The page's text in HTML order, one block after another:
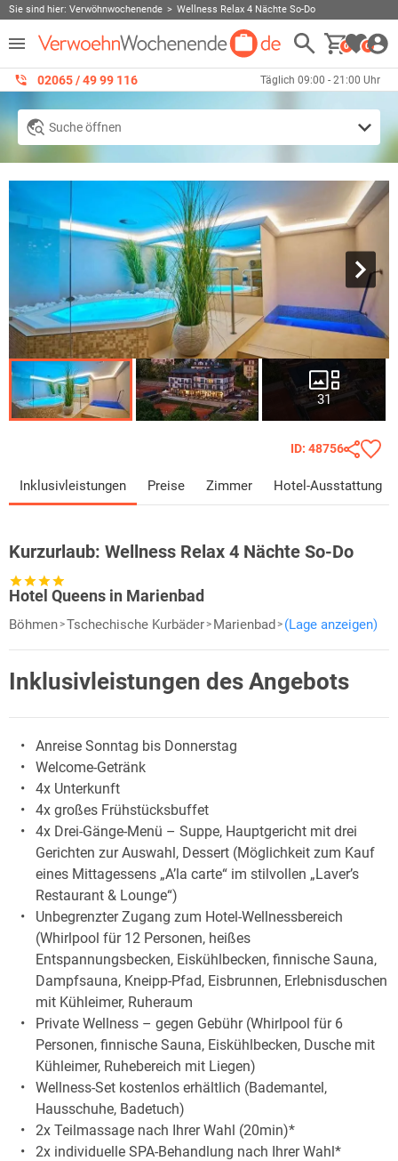
Sie sind hier: Verwöhnwochenende Wellness Relax 4 Nächte So-Do
0 0
02065 / 49 ‌99 116 Täglich 09:00 - 21:00 Uhr
Suche öffnen
31
ID: 48756
Inklusivleistungen Preise Zimmer Hotel-Ausstattung
Kurzurlaub: Wellness Relax 4 Nächte So-Do
Hotel Queens in Marienbad
Böhmen Tschechische Kurbäder Marienbad (Lage anzeigen)
Inklusivleistungen des Angebots
Anreise Sonntag bis Donnerstag
Welcome-Getränk
4x Unterkunft
4x großes Frühstücksbuffet
4x Drei-Gänge-Menü – Suppe, Hauptgericht mit drei
Gerichten zur Auswahl, Dessert (Möglichkeit zum Kauf
eines Mittagessens „A’la carte“ im stilvollen „Laver’s
Restaurant & Lounge“)
Unbegrenzter Zugang zum Hotel-Wellnessbereich
(Whirlpool für 12 Personen, heißes
Entspannungsbecken, Eiskühlbecken, finnische Sauna,
Dampfsauna, Kneipp-Pfad, Eisbrunnen, Erlebnisduschen
mit Kühleimer, Ruheraum
Private Wellness – gegen Gebühr (Whirlpool für 6
Personen, finnische Sauna, Eiskühlbecken, Dusche mit
Kühleimer, Ruhebereich mit Liegen)
Wellness-Set kostenlos erhältlich (Bademantel,
Hausschuhe, Badetuch)
2x Teilmassage nach Ihrer Wahl (20min)*
2x individuelle SPA-Behandlung nach Ihrer Wahl*